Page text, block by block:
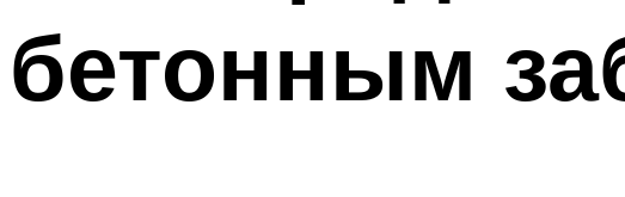
Меню
бетонным